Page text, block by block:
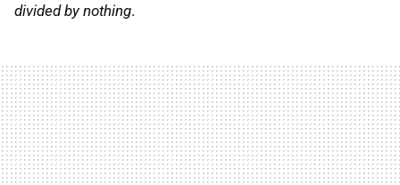
divided by nothing.